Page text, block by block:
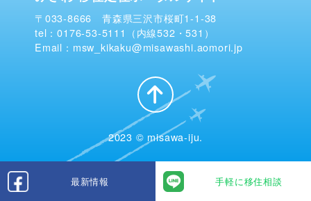
最新情報 手軽に移住相談
〒033-8666 青森県三沢市桜町1-1-38
tel：0176-53-5111（内線532・531）
Email：msw_kikaku@misawashi.aomori.jp
2023 © misawa-iju.